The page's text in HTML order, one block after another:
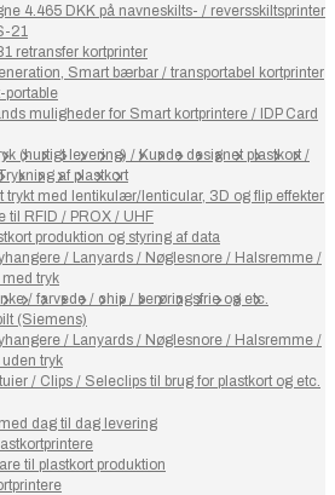
4.465 DKK på navneskilts- / reversskiltsprinter
21
retransfer kortprinter
Smart bærbar / transportabel kortprinter
portable
muligheder for Smart kortprintere / IDP Card
(hurtigt levering) / Kunde designet plastkort /
af plastkort
trykt med lentikulær/lenticular, 3D og flip effekter
til RFID / PROX / UHF
produktion og styring af data
/ Lanyards / Nøglesnore / Halsremme /
tryk
/ farvede / chip / berøringsfrie og etc.
(Siemens)
/ Lanyards / Nøglesnore / Halsremme /
tryk
/ Clips / Seleclips til brug for plastkort og etc.
dag til dag levering
til plastkort produktion